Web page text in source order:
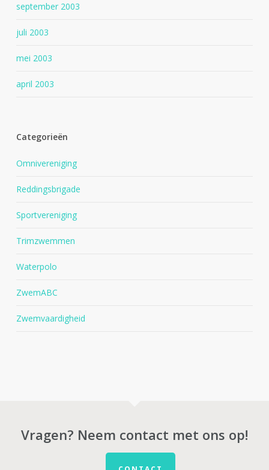
september 2003
juli 2003
mei 2003
april 2003
Categorieën
Omnivereniging
Reddingsbrigade
Sportvereniging
Trimzwemmen
Waterpolo
ZwemABC
Zwemvaardigheid
Vragen? Neem contact met ons op!